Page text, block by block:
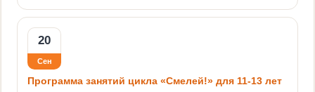
20
Сен
Программа занятий цикла «Смелей!» для 11-13 лет